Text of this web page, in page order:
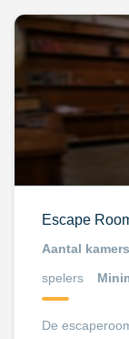
Escape
Aantal
spelers
De